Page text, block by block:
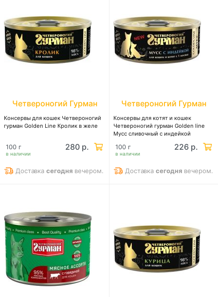
Четвероногий Гурман
Консервы для кошек Четвероногий
гурман Golden Line Кролик в желе
в наличии
100 г 280 р.
Доставкасегодня вечером.
Четвероногий Гурман
Консервы для котят и кошек
Четвероногий гурман Golden line
Мусс сливочный с индейкой
в наличии
100 г 226 р.
Доставкасегодня вечером.